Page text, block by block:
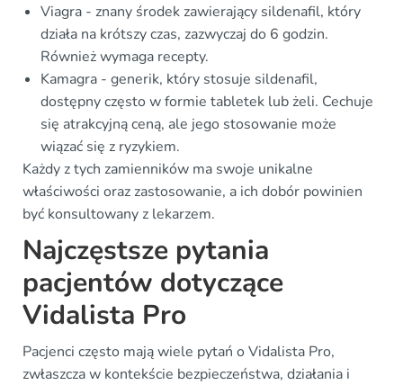
Viagra - znany środek zawierający sildenafil, który
działa na krótszy czas, zazwyczaj do 6 godzin.
Również wymaga recepty.
Kamagra - generik, który stosuje sildenafil,
dostępny często w formie tabletek lub żeli. Cechuje
się atrakcyjną ceną, ale jego stosowanie może
wiązać się z ryzykiem.
Każdy z tych zamienników ma swoje unikalne
właściwości oraz zastosowanie, a ich dobór powinien
być konsultowany z lekarzem.
Najczęstsze pytania
pacjentów dotyczące
Vidalista Pro
Pacjenci często mają wiele pytań o Vidalista Pro,
zwłaszcza w kontekście bezpieczeństwa, działania i